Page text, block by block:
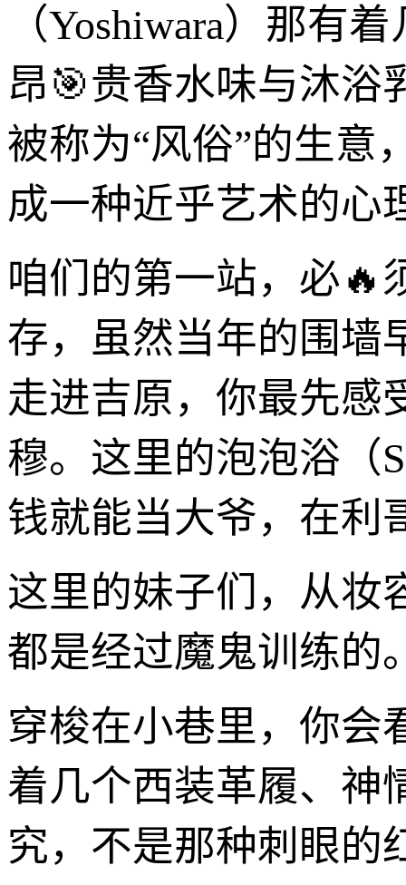
（Yoshiwara）那有
昂🎯贵香水味与沐浴
被称为“风俗”的生意
成一种近乎艺术的心
咱们的第一站，必🔥
存，虽然当年的围墙
走进吉原，你最先感
穆。这里的泡泡浴（
钱就能当大爷，在利
这里的妹子们，从妆
都是经过魔鬼训练的
穿梭在小巷里，你会
着几个西装革履、神
究，不是那种刺眼的